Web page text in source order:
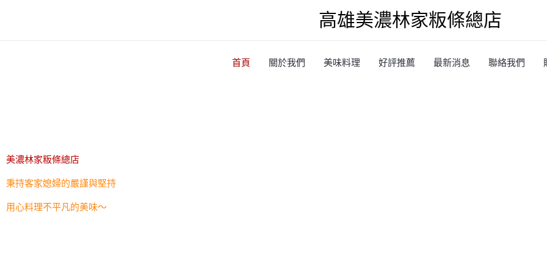
高雄美濃林家粄條總店
首頁 關於我們 美味料理 好評推薦 最新消息 聯絡我們
美濃林家粄條總店
秉持客家媳婦的嚴謹與堅持
用心料理不平凡的美味～